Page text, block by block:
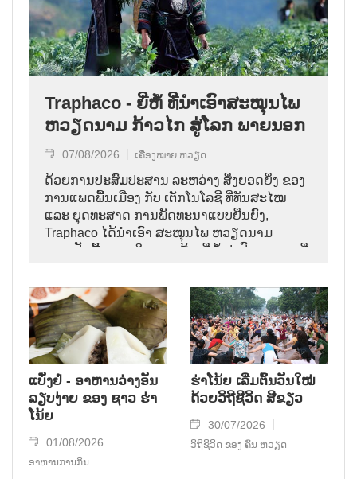
Traphaco - ຍີ່ຫໍ້ ທີ່ນຳເອົາສະໝຸນໄພ
ຫວຽດນາມ ກ້າວໄກ ສູ່ໂລກ ພາຍນອກ
07/08/2026 ເຄື່ອງໝາຍ ຫວຽດ
ດ້ວຍການປະສົມປະສານ ລະຫວ່າງ ສິ່ງຍອດຍິ່ງ ຂອງ
ການແພດພື້ນເມືອງ ກັບ ເຕັກໂນໂລຊີ ທີ່ທັນສະໄໝ
ແລະ ຍຸດທະສາດ ການພັດທະນາແບບຍືນຍົງ,
Traphaco ໄດ້ນຳເອົາ ສະໝຸນໄພ ຫວຽດນາມ
ກາຍເປັນພື້ນຖານ ໃນການ ສ້າງຍີ່ຫໍ້ ຢາປົວພະຍາດ ທີ່
ຕະຫຼາດສາກົນ.
ແບັ໋ງຢໍ່ - ອາຫານວ່າງອັນ
ລຽບງ່າຍ ຂອງ ຊາວ ຮ່າ
ໂນ້ຍ
01/08/2026
ອາຫານການກິນ
ຮ່າໂນ້ຍ ເລີ່ມຕົ້ນວັນໃໝ່
ດ້ວຍວິຖີຊີວິດ ສີຂຽວ
30/07/2026
ວິຖີຊີວິດ ຂອງ ຄົນ ຫວຽດ